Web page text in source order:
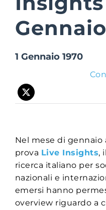
Suite Login
1 Gennaio 1970
Nel mese di gennaio
prova Live Insights,
ricerca italiano per
nazionali e
emersi hanno
overview riguardo a